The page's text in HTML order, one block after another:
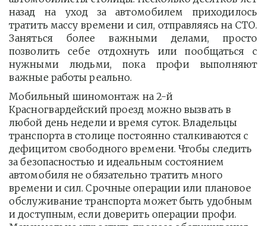
назад на уход за автомобилем приходилось
тратить массу времени и сил, отправляясь на СТО.
Заняться более важными делами, просто
позволить себе отдохнуть или пообщаться с
нужными людьми, пока профи выполняют
важные работы реально.
Мобильный шиномонтаж на 2-й
Красногвардейский проезд можно вызвать в
любой день недели и время суток. Владельцы
транспорта в столице постоянно сталкиваются с
дефицитом свободного времени. Чтобы следить
за безопасностью и идеальным состоянием
автомобиля не обязательно тратить много
времени и сил. Срочные операции или плановое
обслуживание транспорта может быть удобным
и доступным, если доверить операции профи.